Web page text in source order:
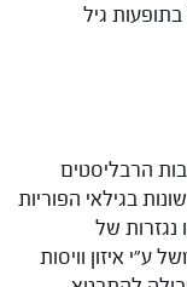
גיל
הרבליסטים
בגילאי הפוריות
נגזרות של
ע"י איזון וויסות